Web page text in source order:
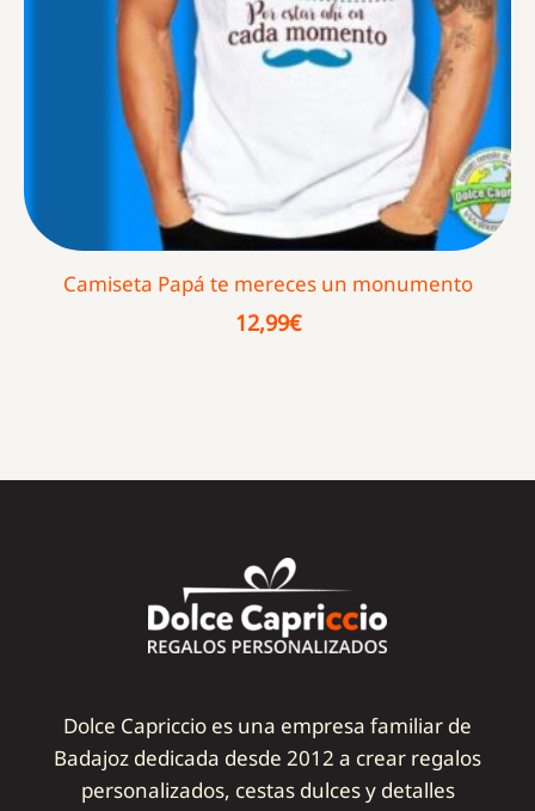
Camiseta Papá te mereces un monumento
12,99€
Dolce Capriccio es una empresa familiar de
Badajoz dedicada desde 2012 a crear regalos
personalizados, cestas dulces y detalles